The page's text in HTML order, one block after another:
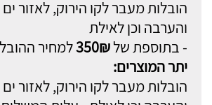
הובלות מעבר לקו הירוק, לאזור
והערבה וכן לאילת
- בתוספת של350₪למחיר
יתר המוצרים:
הובלות מעבר לקו הירוק, לאזור